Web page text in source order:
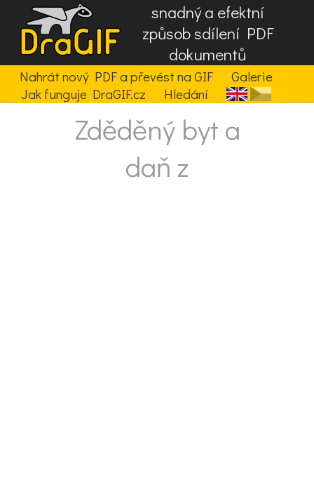
snadný a efektní
způsob sdílení PDF
dokumentů
Nahrát nový PDF a převést na GIF
Galerie
Jak funguje DraGIF.cz
Hledání
Zděděný byt a
daň z